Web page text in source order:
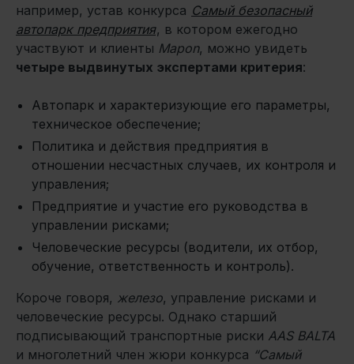
например, устав конкурса Самый безопасный
автопарк предприятия, в котором ежегодно
участвуют и клиенты Mapon, можно увидеть
четыре выдвинутых экспертами критерия:
Автопарк и характеризующие его параметры,
техническое обеспечение;
Политика и действия предприятия в
отношении несчастных случаев, их контроля и
управления;
Предприятие и участие его руководства в
управлении рисками;
Человеческие ресурсы (водители, их отбор,
обучение, ответственность и контроль).
Короче говоря, железо, управление рисками и
человеческие ресурсы. Однако старший
подписывающий транспортные риски AAS BALTA
и многолетний член жюри конкурса “Самый